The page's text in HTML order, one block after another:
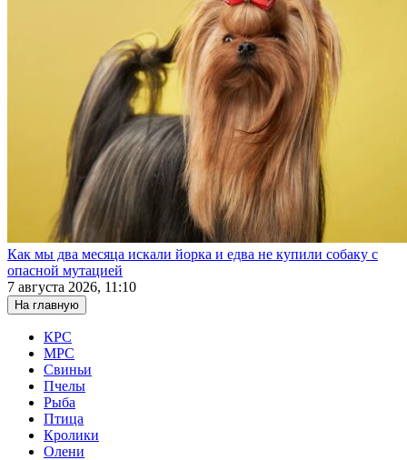
Как мы два месяца искали йорка и едва не купили собаку с
опасной мутацией
7 августа 2026, 11:10
На главную
КРС
МРС
Свиньи
Пчелы
Рыба
Птица
Кролики
Олени